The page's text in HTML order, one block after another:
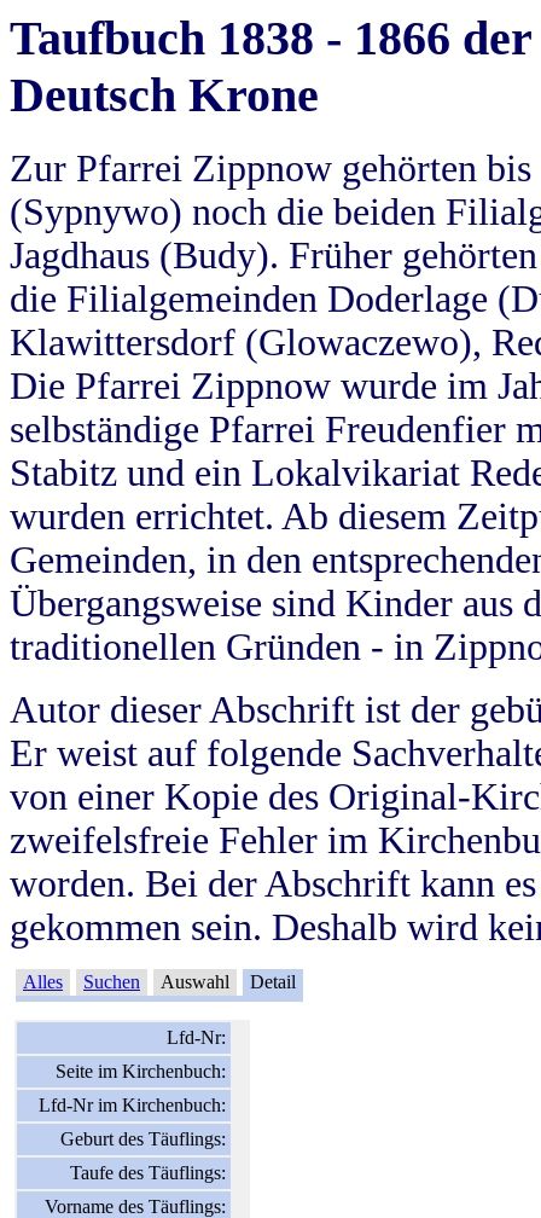
Taufbuch 1838 - 1866
Deutsch Krone
Zur Pfarrei Zippnow gehörten
(Sypnywo) noch die beiden
Jagdhaus (Budy). Früher
die Filialgemeinden Doderlage
Klawittersdorf (Glowaczewo),
Die Pfarrei Zippnow wurde im
selbständige Pfarrei Freudenfier
Stabitz und ein Lokalvikariat
wurden errichtet. Ab diesem
Gemeinden, in den
Übergangsweise sind Kinder aus
traditionellen Gründen - in
Autor dieser Abschrift ist der
Er weist auf folgende
von einer Kopie des Original-
zweifelsfreie Fehler im
worden. Bei der Abschrift kann
gekommen sein. Deshalb wird
Alles Suchen Auswahl Detail
Lfd-Nr:
Seite im Kirchenbuch:
Lfd-Nr im Kirchenbuch:
Geburt des Täuflings:
Taufe des Täuflings:
Vorname des Täuflings: